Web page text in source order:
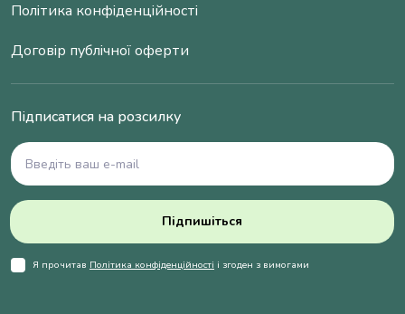
Політика конфіденційності
Договір публічної оферти
Підписатися на розсилку
Підпишіться
Я прочитав Політика конфіденційності і згоден з вимогами